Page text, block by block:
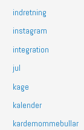
indretning
instagram
integration
jul
kage
kalender
kardemommebullar